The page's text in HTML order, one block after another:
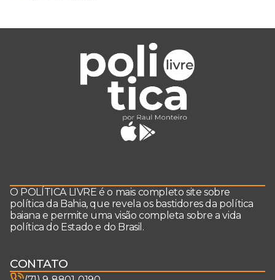
O POLÍTICA LIVRE é o mais completo site sobre
política da Bahia, que revela os bastidores da política
baiana e permite uma visão completa sobre a vida
política do Estado e do Brasil.
CONTATO